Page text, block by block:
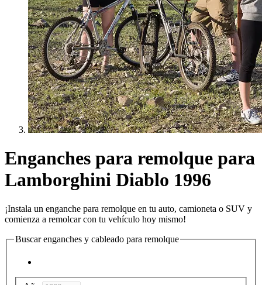
Enganches para remolque para
Lamborghini Diablo 1996
¡Instala un enganche para remolque en tu auto, camioneta o SUV y
comienza a remolcar con tu vehículo hoy mismo!
Buscar enganches y cableado para remolque